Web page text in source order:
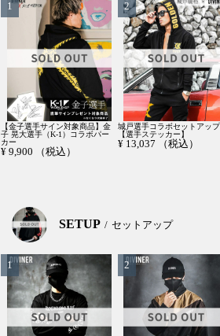
【金子選手サイン対象商品】金
子 晃大選手（K-1）コラボパー
カー
¥ 9,900 （税込）
城戸選手コラボセットアップ
【選手ステッカー】
¥ 13,037 （税込）
SETUP セットアップ